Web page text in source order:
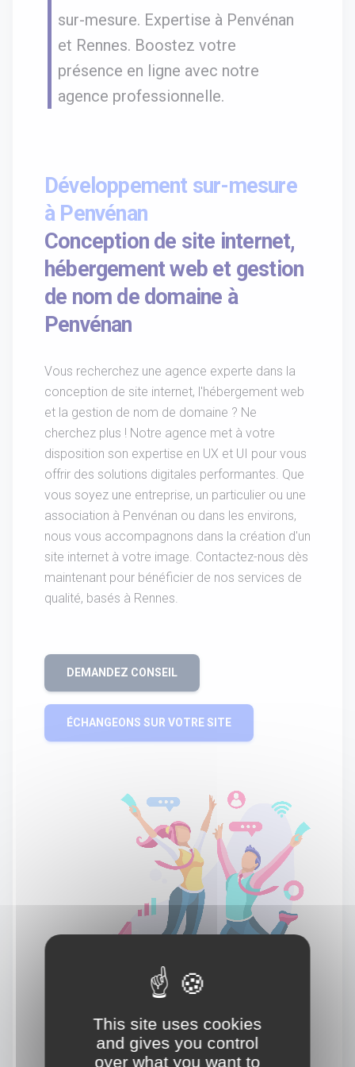
sur-mesure. Expertise à Penvénan
et Rennes. Boostez votre
présence en ligne avec notre
agence professionnelle.
Développement sur-mesure
à Penvénan
Conception de site internet,
hébergement web et gestion
de nom de domaine à
Penvénan
Vous recherchez une agence experte dans la
conception de site internet, l'hébergement web
et la gestion de nom de domaine ? Ne
cherchez plus ! Notre agence met à votre
disposition son expertise en UX et UI pour vous
offrir des solutions digitales performantes. Que
vous soyez une entreprise, un particulier ou une
association à Penvénan ou dans les environs,
nous vous accompagnons dans la création d'un
site internet à votre image. Contactez-nous dès
maintenant pour bénéficier de nos services de
qualité, basés à Rennes.
DEMANDEZ CONSEIL
ÉCHANGEONS SUR VOTRE SITE
This site uses cookies
and gives you control
over what you want to